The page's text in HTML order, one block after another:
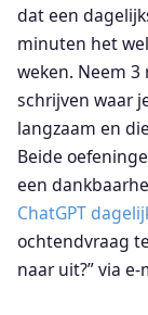
dat een
minuten het
weken. Neem
schrijven waar
langzaam en
Beide
een
ChatGPT
ochtendvraag
naar uit?” via e-